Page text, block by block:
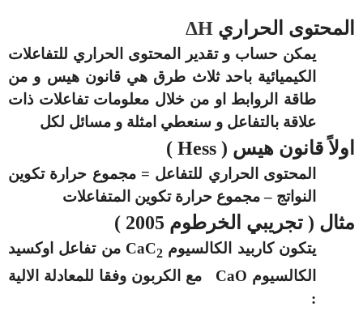
المحتوى الحراري ΔH
يمكن حساب و تقدير المحتوى الحراري للتفاعلات
الكيميائية باحد ثلاث طرق هي قانون هيس و من
طاقة الروابط او من خلال معلومات تفاعلات ذات
علاقة بالتفاعل و سنعطي امثلة و مسائل لكل
اولاً قانون هيس ( Hess
)
المحتوى الحراري للتفاعل = مجموع حرارة تكوين
النواتج – مجموع حرارة تكوين المتفاعلات
مثال ( تجريبي الخرطوم 2005 )
يتكون كاربيد الكالسيوم CaC2
من تفاعل اوكسيد
الكالسيوم CaO
مع الكربون وفقا للمعادلة الالية
: